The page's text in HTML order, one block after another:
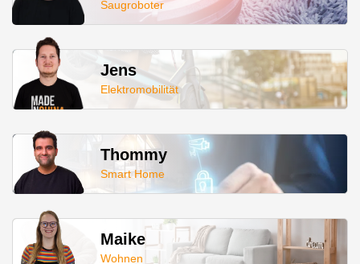
Saugroboter
Jens
Elektromobilität
Thommy
Smart Home
Maike
Wohnen